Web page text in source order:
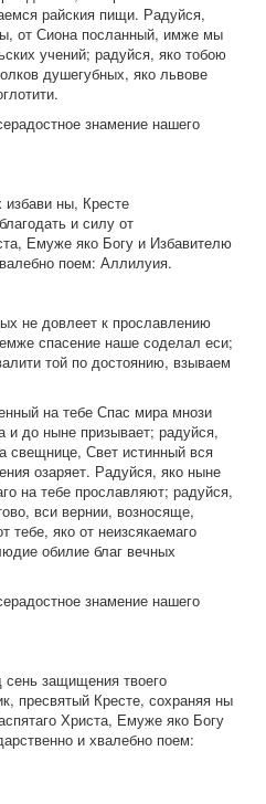
райския пищи. Радуйся,
от Сиона посланный, имже мы
учений; радуйся, яко тобою
душегубных, яко львове
знамение нашего
избави ны, Кресте
и силу от
Емуже яко Богу и Избавителю
поем: Аллилуия.
не довлеет к прославлению
спасение наше соделал еси;
той по достоянию, взываем
на тебе Спас мира мнози
и до ныне призывает; радуйся,
свещнице, Свет истинный вся
озаряет. Радуйся, яко ныне
на тебе прославляют; радуйся,
вси вернии, возносяще,
тебе, яко от неизсякаемаго
обилие благ вечных
знамение нашего
защищения твоего
пресвятый Кресте, сохраняя ны
Христа, Емуже яко Богу
и хвалебно поем: